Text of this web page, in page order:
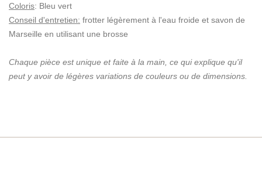
Coloris: Bleu vert
Conseil d'entretien: frotter légèrement à l'eau froide et savon de
Marseille en utilisant une brosse
Chaque pièce est unique et faite à la main, ce qui explique qu'il
peut y avoir de légères variations de couleurs ou de dimensions.